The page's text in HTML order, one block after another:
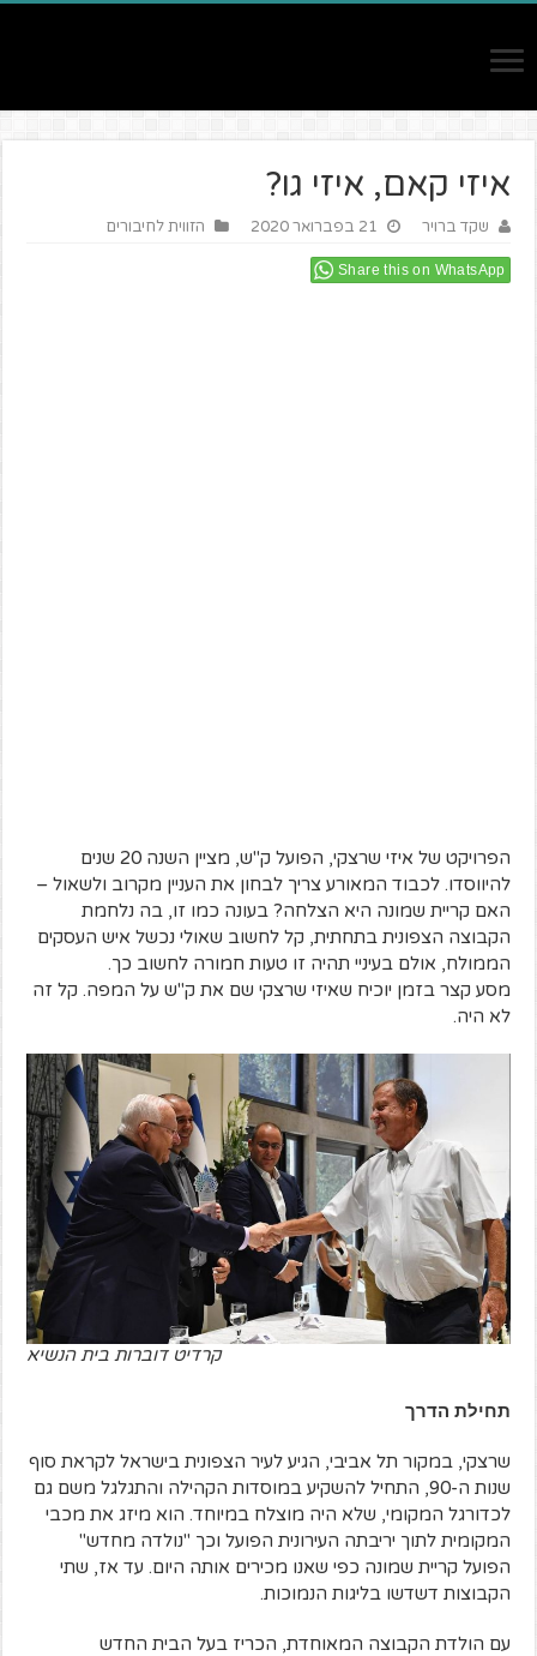
איזי קאם, איזי גו?
שקד ברויר 21 בפברואר 2020 הזווית לחיבורים
Share this on WhatsApp
הפרויקט של איזי שרצקי, הפועל ק"ש, מציין השנה 20 שנים
להיווסדו. לכבוד המאורע צריך לבחון את העניין מקרוב ולשאול –
האם קריית שמונה היא הצלחה? בעונה כמו זו, בה נלחמת
הקבוצה הצפונית בתחתית, קל לחשוב שאולי נכשל איש העסקים
הממולח, אולם בעיניי תהיה זו טעות חמורה לחשוב כך.
מסע קצר בזמן יוכיח שאיזי שרצקי שם את ק"ש על המפה. קל זה
לא היה.
קרדיט דוברות בית הנשיא
תחילת הדרך
שרצקי, במקור תל אביבי, הגיע לעיר הצפונית בישראל לקראת סוף
שנות ה-90, התחיל להשקיע במוסדות הקהילה והתגלגל משם גם
לכדורגל המקומי, שלא היה מוצלח במיוחד. הוא מיזג את מכבי
המקומית לתוך יריבתה העירונית הפועל וכך "נולדה מחדש"
הפועל קריית שמונה כפי שאנו מכירים אותה היום. עד אז, שתי
הקבוצות דשדשו בליגות הנמוכות.
עם הולדת הקבוצה המאוחדת, הכריז בעל הבית החדש